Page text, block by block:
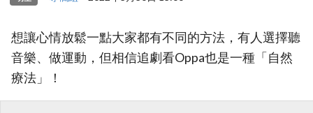
想讓心情放鬆一點大家都有不同的方法，有人選擇聽
音樂、做運動，但相信追劇看Oppa也是一種「自然
療法」！